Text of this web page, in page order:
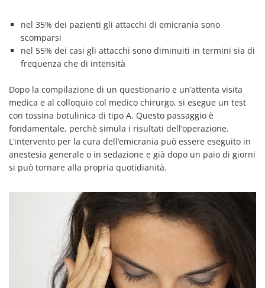
nel 35% dei pazienti gli attacchi di emicrania sono
scomparsi
nel 55% dei casi gli attacchi sono diminuiti in termini sia di
frequenza che di intensità
Dopo la compilazione di un questionario e un’attenta visita
medica e al colloquio col medico chirurgo, si esegue un test
con tossina botulinica di tipo A. Questo passaggio è
fondamentale, perchè simula i risultati dell’operazione.
L’intervento per la cura dell’emicrania può essere eseguito in
anestesia generale o in sedazione e già dopo un paio di giorni
si può tornare alla propria quotidianità.